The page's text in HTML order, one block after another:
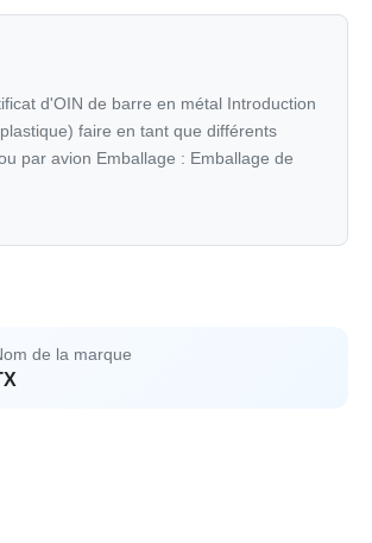
d'OIN de barre en métal Introduction
faire en tant que différents
par avion Emballage : Emballage de
de la marque